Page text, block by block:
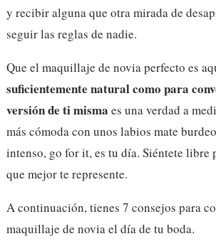
y recibir alguna que otra mirada de
seguir las reglas de nadie.
Que el maquillaje de novia perfecto es
suficientemente natural como para
versión de ti misma es una verdad a
más cómoda con unos labios mate
intenso, go for it, es tu día. Siéntete libre
que mejor te represente.
A continuación, tienes 7 consejos para
maquillaje de novia el día de tu boda.